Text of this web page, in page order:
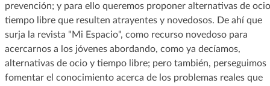
prevención; y para ello queremos proponer alternativas de
tiempo libre que resulten atrayentes y novedosos. De ahí que
surja la revista "Mi Espacio", como recurso novedoso para
acercarnos a los jóvenes abordando, como ya decíamos,
alternativas de ocio y tiempo libre; pero también, perseguimos
fomentar el conocimiento acerca de los problemas reales que